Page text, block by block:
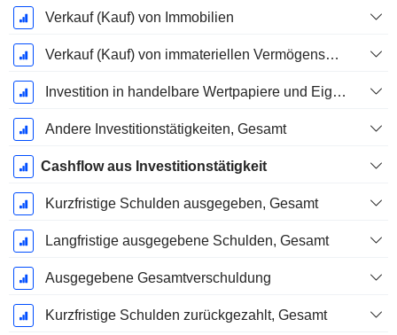
Verkauf (Kauf) von Immobilien
Verkauf (Kauf) von immateriellen Vermögenswerten
Investition in handelbare Wertpapiere und Eigenkapitalinstrumente, Gesamt
Andere Investitionstätigkeiten, Gesamt
Cashflow aus Investitionstätigkeit
Kurzfristige Schulden ausgegeben, Gesamt
Langfristige ausgegebene Schulden, Gesamt
Ausgegebene Gesamtverschuldung
Kurzfristige Schulden zurückgezahlt, Gesamt